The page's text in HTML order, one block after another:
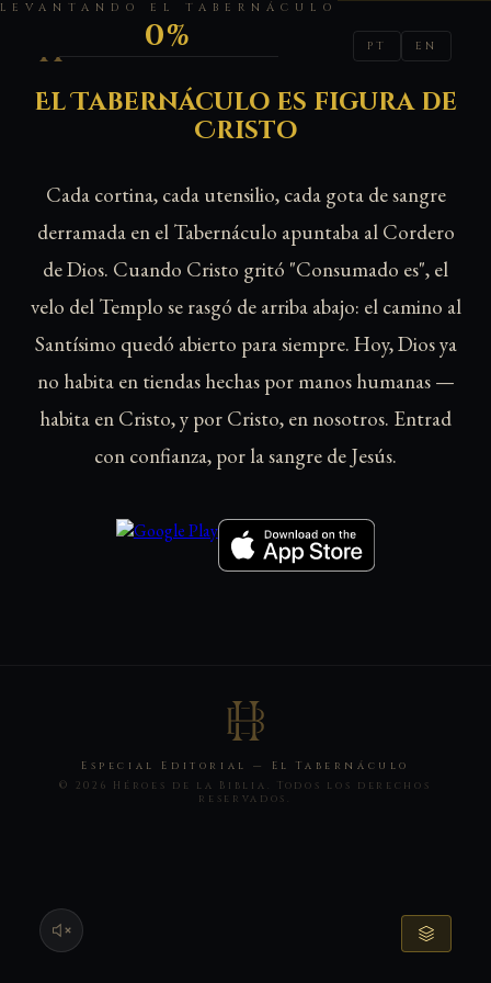
LEVANTANDO EL TABERNÁCULO
0%
HÉROES DE LA BIBLIA PT EN
El Tabernáculo es figura de
Cristo
Cada cortina, cada utensilio, cada gota de sangre
derramada en el Tabernáculo apuntaba al Cordero
de Dios. Cuando Cristo gritó "Consumado es", el
velo del Templo se rasgó de arriba abajo: el camino al
Santísimo quedó abierto para siempre. Hoy, Dios ya
no habita en tiendas hechas por manos humanas —
habita en Cristo, y por Cristo, en nosotros. Entrad
con confianza, por la sangre de Jesús.
Especial Editorial — El Tabernáculo
© 2026 Héroes de la Biblia. Todos los derechos
reservados.